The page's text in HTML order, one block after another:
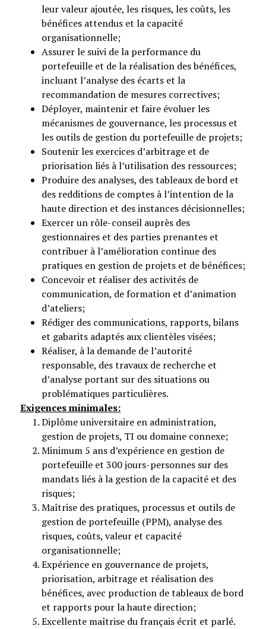
leur valeur ajoutée, les risques, les coûts, les
bénéfices attendus et la capacité
organisationnelle;
Assurer le suivi de la performance du
portefeuille et de la réalisation des bénéfices,
incluant l’analyse des écarts et la
recommandation de mesures correctives;
Déployer, maintenir et faire évoluer les
mécanismes de gouvernance, les processus et
les outils de gestion du portefeuille de projets;
Soutenir les exercices d’arbitrage et de
priorisation liés à l’utilisation des ressources;
Produire des analyses, des tableaux de bord et
des redditions de comptes à l’intention de la
haute direction et des instances décisionnelles;
Exercer un rôle-conseil auprès des
gestionnaires et des parties prenantes et
contribuer à l’amélioration continue des
pratiques en gestion de projets et de bénéfices;
Concevoir et réaliser des activités de
communication, de formation et d’animation
d’ateliers;
Rédiger des communications, rapports, bilans
et gabarits adaptés aux clientèles visées;
Réaliser, à la demande de l’autorité
responsable, des travaux de recherche et
d’analyse portant sur des situations ou
problématiques particulières.
Exigences minimales:
Diplôme universitaire en administration,
gestion de projets, TI ou domaine connexe;
Minimum 5 ans d’expérience en gestion de
portefeuille et 300 jours-personnes sur des
mandats liés à la gestion de la capacité et des
risques;
Maîtrise des pratiques, processus et outils de
gestion de portefeuille (PPM), analyse des
risques, coûts, valeur et capacité
organisationnelle;
Expérience en gouvernance de projets,
priorisation, arbitrage et réalisation des
bénéfices, avec production de tableaux de bord
et rapports pour la haute direction;
Excellente maîtrise du français écrit et parlé.